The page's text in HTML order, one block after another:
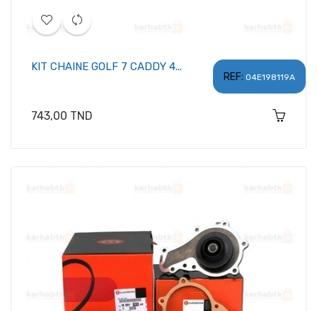
REF: 04E198119A
KIT CHAINE GOLF 7 CADDY 4...
Prix
743,00 TND